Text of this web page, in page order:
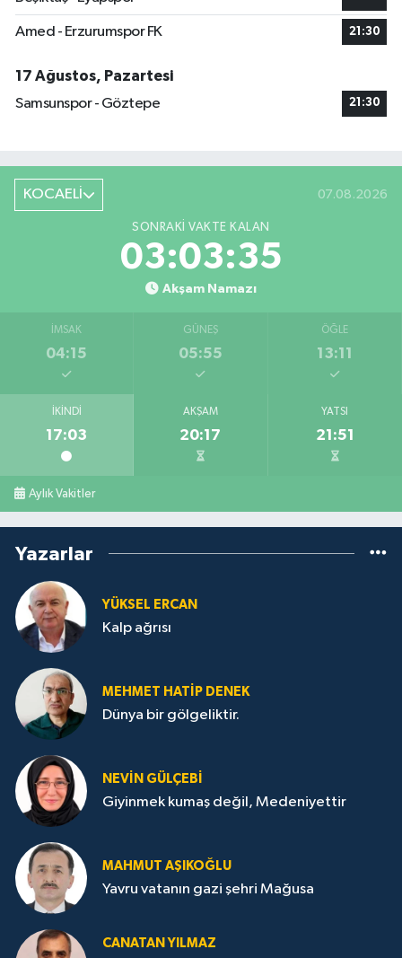
Amed - Erzurumspor FK 21:30
17 Ağustos, Pazartesi
Samsunspor - Göztepe
21:30
KOCAELİ 07.08.2026
SONRAKI VAKTE KALAN
03:03:35
Akşam Namazı
İMSAK
04:15
GÜNEŞ
05:55
ÖĞLE
13:11
İKINDI
17:03
AKŞAM
20:17
YATSI
21:51
Aylık Vakitler
Yazarlar
YÜKSEL ERCAN
Kalp ağrısı
MEHMET HATİP DENEK
Dünya bir gölgeliktir.
NEVİN GÜLÇEBİ
Giyinmek kumaş değil, Medeniyettir
MAHMUT AŞIKOĞLU
Yavru vatanın gazi şehri Mağusa
CANATAN YILMAZ